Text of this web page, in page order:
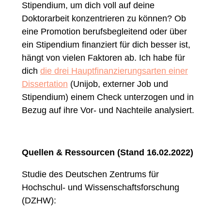
Stipendium, um dich voll auf deine
Doktorarbeit konzentrieren zu können? Ob
eine Promotion berufsbegleitend oder über
ein Stipendium finanziert für dich besser ist,
hängt von vielen Faktoren ab. Ich habe für
dich die drei Hauptfinanzierungsarten einer
Dissertation (Unijob, externer Job und
Stipendium) einem Check unterzogen und in
Bezug auf ihre Vor- und Nachteile analysiert.
Quellen & Ressourcen (Stand 16.02.2022)
Studie des Deutschen Zentrums für
Hochschul- und Wissenschaftsforschung
(DZHW):